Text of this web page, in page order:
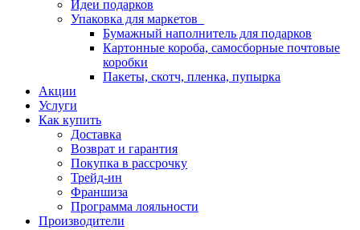
Идеи подарков
Упаковка для маркетов
Бумажный наполнитель для подарков
Картонные короба, самосборные почтовые
коробки
Пакеты, скотч, пленка, пупырка
Акции
Услуги
Как купить
Доставка
Возврат и гарантия
Покупка в рассрочку
Трейд-ин
Франшиза
Программа лояльности
Производители